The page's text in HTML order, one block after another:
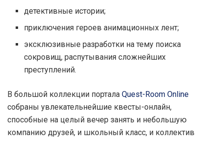
детективные истории;
приключения героев анимационных лент;
эксклюзивные разработки на тему поиска
сокровищ, распутывания сложнейших
преступлений.
В большой коллекции портала Quest-Room Online
собраны увлекательнейшие квесты-онлайн,
способные на целый вечер занять и небольшую
компанию друзей, и школьный класс, и коллектив